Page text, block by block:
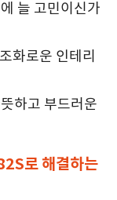
늘 고민이신가
화로운 인테리
하고 부드러운
로 해결하는